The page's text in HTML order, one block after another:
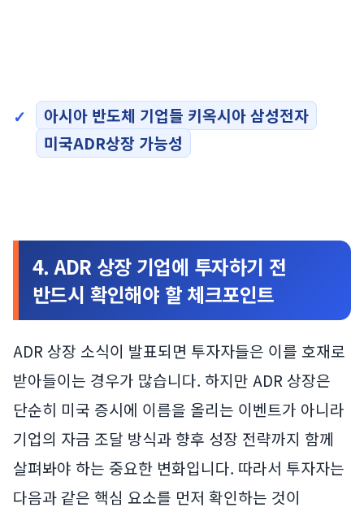
아시아 반도체 기업들 키옥시아 삼성전자
미국ADR상장 가능성
4. ADR 상장 기업에 투자하기 전
반드시 확인해야 할 체크포인트
ADR 상장 소식이 발표되면 투자자들은 이를 호재로
받아들이는 경우가 많습니다. 하지만 ADR 상장은
단순히 미국 증시에 이름을 올리는 이벤트가 아니라
기업의 자금 조달 방식과 향후 성장 전략까지 함께
살펴봐야 하는 중요한 변화입니다. 따라서 투자자는
다음과 같은 핵심 요소를 먼저 확인하는 것이